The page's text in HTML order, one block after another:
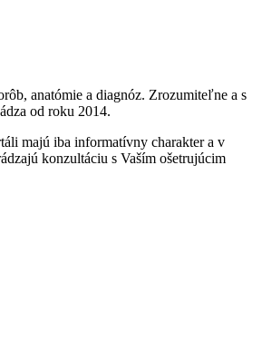
anatómie a diagnóz. Zrozumiteľne a s
od roku 2014.
majú iba informatívny charakter a v
konzultáciu s Vaším ošetrujúcim